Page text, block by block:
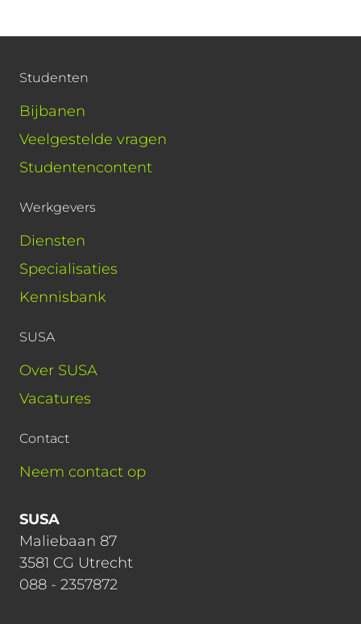
Studenten
Bijbanen
Veelgestelde vragen
Studentencontent
Werkgevers
Diensten
Specialisaties
Kennisbank
SUSA
Over SUSA
Vacatures
Contact
Neem contact op
SUSA
Maliebaan 87
3581 CG Utrecht
088 - 2357872